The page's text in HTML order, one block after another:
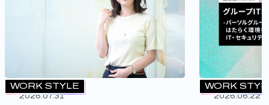
WORK STYLE
2026.07.31
WORK
2026.06.22